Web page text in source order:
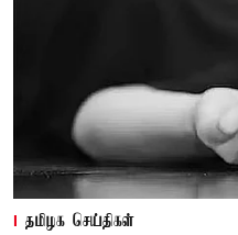
தமிழக செய்திகள்